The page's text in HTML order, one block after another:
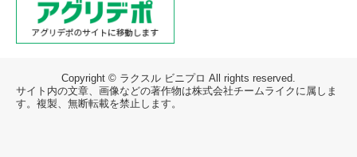
Copyright © ラクスル ビニプロ All rights reserved.
サイト内の文章、画像などの著作物は株式会社チームライクに属しま
す。複製、無断転載を禁止します。